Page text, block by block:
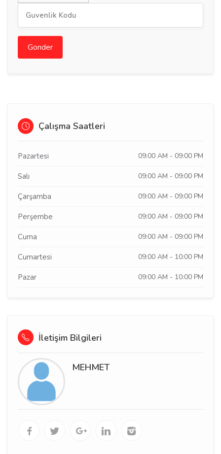
Gonder
Çalışma Saatleri
Pazartesi 09:00 AM - 09:00 PM
Salı 09:00 AM - 09:00 PM
Çarşamba 09:00 AM - 09:00 PM
Perşembe 09:00 AM - 09:00 PM
Cuma 09:00 AM - 09:00 PM
Cumartesi 09:00 AM - 10:00 PM
Pazar 09:00 AM - 10:00 PM
İletişim Bilgileri
MEHMET